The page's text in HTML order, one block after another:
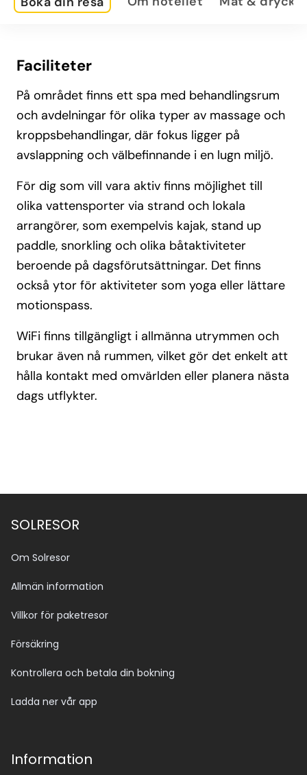
Faciliteter
På området finns ett spa med behandlingsrum
och avdelningar för olika typer av massage och
kroppsbehandlingar, där fokus ligger på
avslappning och välbefinnande i en lugn miljö.
För dig som vill vara aktiv finns möjlighet till
olika vattensporter via strand och lokala
arrangörer, som exempelvis kajak, stand up
paddle, snorkling och olika båtaktiviteter
beroende på dagsförutsättningar. Det finns
också ytor för aktiviteter som yoga eller lättare
motionspass.
WiFi finns tillgängligt i allmänna utrymmen och
brukar även nå rummen, vilket gör det enkelt att
hålla kontakt med omvärlden eller planera nästa
dags utflykter.
SOLRESOR
Om Solresor
Allmän information
Villkor för paketresor
Försäkring
Kontrollera och betala din bokning
Ladda ner vår app
Information